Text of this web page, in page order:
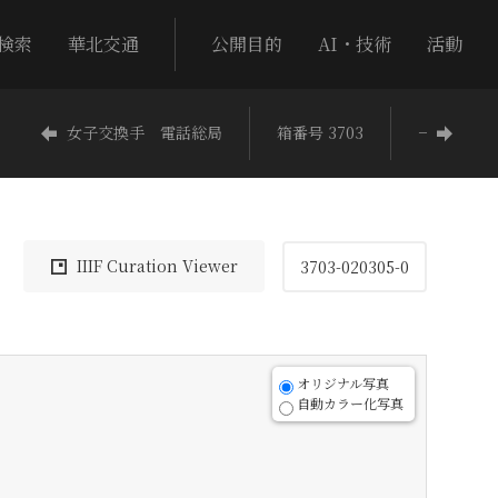
索 華北交通 公開目的 AI・技術 活動
女子交換手 電話総局 箱番号 3703 −
IIIF Curation Viewer 3703-020305-0
オリジナル写真
自動カラー化写真